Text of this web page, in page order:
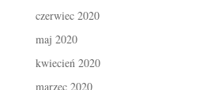
czerwiec 2020
maj 2020
kwiecień 2020
marzec 2020